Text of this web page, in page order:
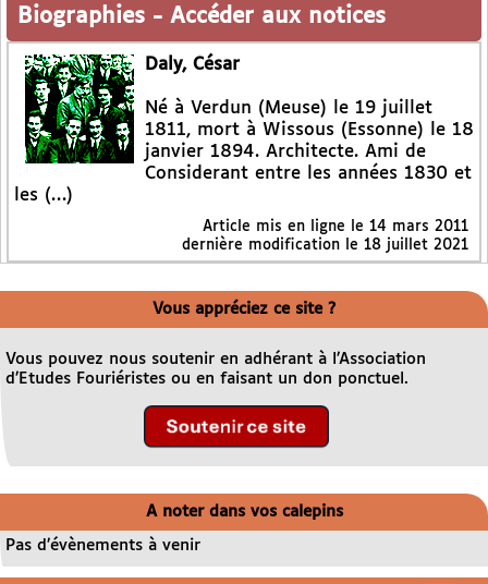
Biographies - Accéder aux notices
Daly, César
Né à Verdun (Meuse) le 19 juillet
1811, mort à Wissous (Essonne) le 18
janvier 1894. Architecte. Ami de
Considerant entre les années 1830 et
les (…)
Article mis en ligne le 14 mars 2011
dernière modification le 18 juillet 2021
Vous appréciez ce site ?
Vous pouvez nous soutenir en adhérant à l’Association
d’Etudes Fouriéristes ou en faisant un don ponctuel.
A noter dans vos calepins
Pas d’évènements à venir